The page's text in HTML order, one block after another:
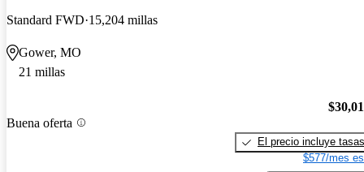
Standard FWD 15,204 millas
Gower, MO
21 millas
Buena oferta
El precio incluye tasas
$577/mes